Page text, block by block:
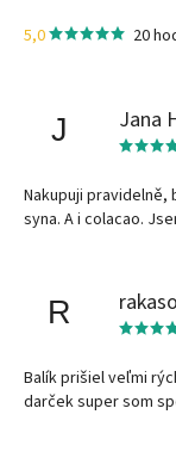
5,0 20
J Jana
Nakupuji pravidelně,
syna. A i colacao.
R
Balík prišiel veľmi
darček super som